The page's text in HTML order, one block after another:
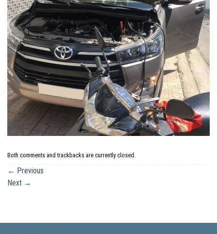
Both comments and trackbacks are currently closed.
← Previous
Next →